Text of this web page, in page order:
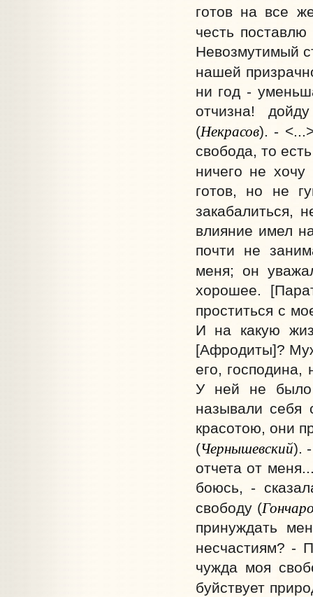
готов на все
честь
Невозмутимый
нашей
ни год -
отчизна!
(Некрасов). -
свобода, то
ничего не хочу
готов, но не
закабалиться,
влияние имел
почти не
меня; он
хорошее.
проститься с
И на какую
[Афродиты]?
его,
У ней не было
называли себя
красотою, они
(Чернышевский).
отчета от
боюсь, -
свободу (
принуждать
несчастиям? -
чужда моя
буйствует